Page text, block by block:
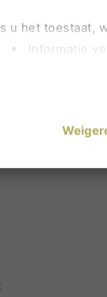
u het toestaat,
Informatie
kunt uw
u de best
kleine
noodzakelijke
kunt uw keuzes